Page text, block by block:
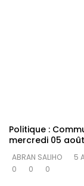
Politique :
mercredi 05
ABRAN SALIHO
5
0
0 0